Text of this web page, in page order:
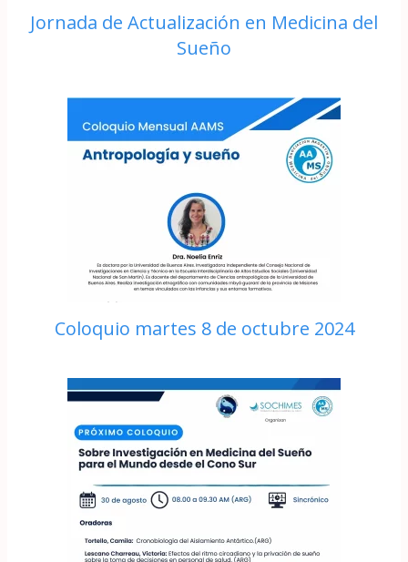
Jornada de Actualización en Medicina del
Sueño
Coloquio martes 8 de octubre 2024